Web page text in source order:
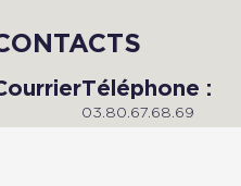
Téléphone :
03.80.67.68.69